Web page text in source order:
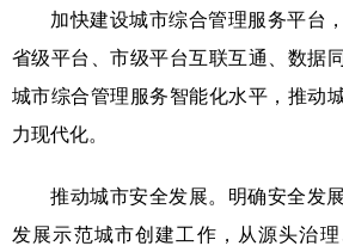
加快建设城市综合管理服务平台
省级平台、市级平台互联互通、数据
城市综合管理服务智能化水平，推动
力现代化。
推动城市安全发展。明确安全发
发展示范城市创建工作，从源头治